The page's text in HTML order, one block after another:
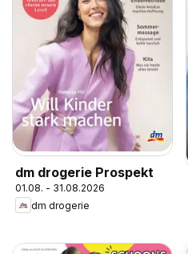
dm drogerie Prospekt
01.08. - 31.08.2026
dm drogerie